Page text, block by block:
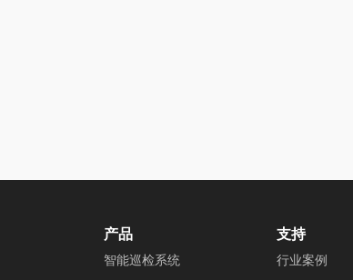
产品
智能巡检系统
支持
行业案例